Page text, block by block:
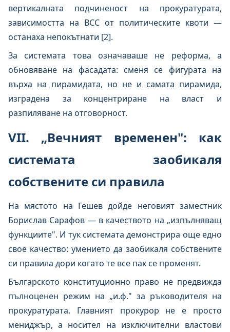
вертикалната подчиненост на прокуратурата,
зависимостта на ВСС от политическите квоти —
останаха непокътнати [2].
За системата това означаваше не реформа, а
обновяване на фасадата: сменя се фигурата на
върха на пирамидата, но не и самата пирамида,
изградена за концентриране на власт и
разпиляване на отговорност.
VII. „Вечният временен": как
системата заобикаля
собствените си правила
На мястото на Гешев дойде неговият заместник
Борислав Сарафов — в качеството на „изпълняващ
функциите". И тук системата демонстрира още едно
свое качество: умението да заобикаля собствените
си правила дори когато те все пак се променят.
Българското конституционно право не предвижда
пълноценен режим на „и.ф." за ръководителя на
прокуратурата. Главният прокурор не е просто
мениджър, а носител на изключителни властови